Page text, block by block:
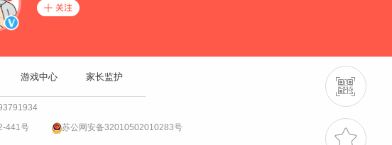
游戏中心 家长监护
441号 苏公网安备32010502010283号